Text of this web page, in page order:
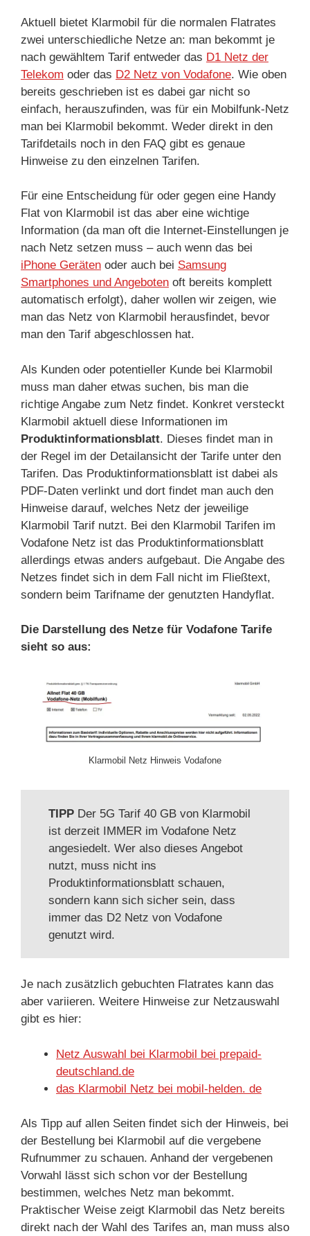
Aktuell bietet Klarmobil für die normalen Flatrates
zwei unterschiedliche Netze an: man bekommt je
nach gewähltem Tarif entweder das D1 Netz der
Telekom oder das D2 Netz von Vodafone. Wie oben
bereits geschrieben ist es dabei gar nicht so
einfach, herauszufinden, was für ein Mobilfunk-Netz
man bei Klarmobil bekommt. Weder direkt in den
Tarifdetails noch in den FAQ gibt es genaue
Hinweise zu den einzelnen Tarifen.
Für eine Entscheidung für oder gegen eine Handy
Flat von Klarmobil ist das aber eine wichtige
Information (da man oft die Internet-Einstellungen je
nach Netz setzen muss – auch wenn das bei
iPhone Geräten oder auch bei Samsung
Smartphones und Angeboten oft bereits komplett
automatisch erfolgt), daher wollen wir zeigen, wie
man das Netz von Klarmobil herausfindet, bevor
man den Tarif abgeschlossen hat.
Als Kunden oder potentieller Kunde bei Klarmobil
muss man daher etwas suchen, bis man die
richtige Angabe zum Netz findet. Konkret versteckt
Klarmobil aktuell diese Informationen im
Produktinformationsblatt. Dieses findet man in
der Regel im der Detailansicht der Tarife unter den
Tarifen. Das Produktinformationsblatt ist dabei als
PDF-Daten verlinkt und dort findet man auch den
Hinweise darauf, welches Netz der jeweilige
Klarmobil Tarif nutzt. Bei den Klarmobil Tarifen im
Vodafone Netz ist das Produktinformationsblatt
allerdings etwas anders aufgebaut. Die Angabe des
Netzes findet sich in dem Fall nicht im Fließtext,
sondern beim Tarifname der genutzten Handyflat.
Die Darstellung des Netze für Vodafone Tarife
sieht so aus:
Klarmobil Netz Hinweis Vodafone
TIPP Der 5G Tarif 40 GB von Klarmobil
ist derzeit IMMER im Vodafone Netz
angesiedelt. Wer also dieses Angebot
nutzt, muss nicht ins
Produktinformationsblatt schauen,
sondern kann sich sicher sein, dass
immer das D2 Netz von Vodafone
genutzt wird.
Je nach zusätzlich gebuchten Flatrates kann das
aber variieren. Weitere Hinweise zur Netzauswahl
gibt es hier:
Netz Auswahl bei Klarmobil bei prepaid-
deutschland.de
das Klarmobil Netz bei mobil-helden. de
Als Tipp auf allen Seiten findet sich der Hinweis, bei
der Bestellung bei Klarmobil auf die vergebene
Rufnummer zu schauen. Anhand der vergebenen
Vorwahl lässt sich schon vor der Bestellung
bestimmen, welches Netz man bekommt.
Praktischer Weise zeigt Klarmobil das Netz bereits
direkt nach der Wahl des Tarifes an, man muss also